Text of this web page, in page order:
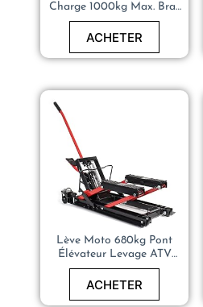
Charge 1000kg Max. Bras
de Levage 857-1133 mm
Chèvre de Levage Atelier
ACHETER
Lève Moto 680kg Pont
Élévateur Levage ATV
Quad
ACHETER